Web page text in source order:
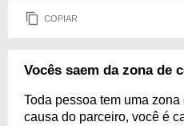
COPIAR
Vocês saem da zona de
Toda pessoa tem uma
causa do parceiro, você é